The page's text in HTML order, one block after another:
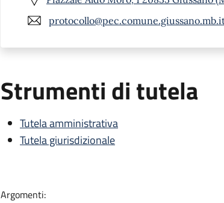
Strumenti di tutela
Tutela amministrativa
Tutela giurisdizionale
Argomenti: